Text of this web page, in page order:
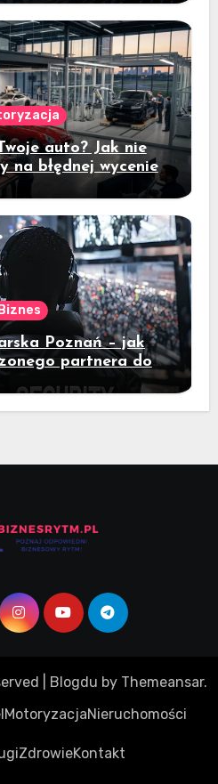
auto? Jak nie
na błędnej wycenie
Biznes
Poznań – jak
partnera do
mienia?
Blogdu by Themeansar.
MotoryzacjaNieruchomości
ZdrowieKontakt